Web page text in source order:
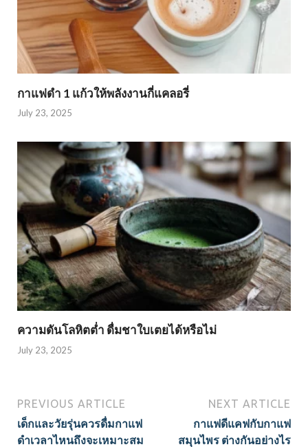
กาแฟดำ 1 แก้วให้พลังงานกี่แคลอรี่
July 23, 2025
ความดันโลหิตต่ำ ดื่มชาใบเตยได้หรือไม่
July 23, 2025
PREVIOUS ARTICLE
เด็กและวัยรุ่นควรดื่มกาแฟ
ดำเวลาไหนถึงจะเหมาะสม
NEXT ARTICLE
กาแฟดีแคฟกับกาแฟ
สมุนไพร ต่างกันอย่างไร